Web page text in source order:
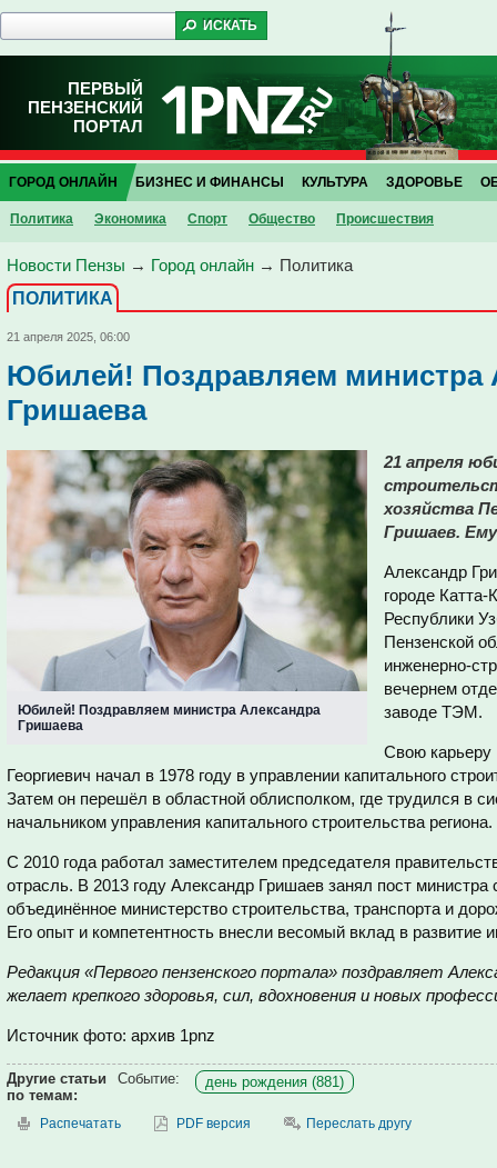
ПЕРВЫЙ
ПЕНЗЕНСКИЙ
ПОРТАЛ
ГОРОД ОНЛАЙН
Политика Экономика Спорт Общество Проиcшествия
БИЗНЕС И ФИНАНСЫ КУЛЬТУРА ЗДОРОВЬЕ
Новости Пензы → Город онлайн → Политика
ПОЛИТИКА
21 апреля 2025, 06:00
Юбилей! Поздравляем министра
Гришаева
Юбилей! Поздравляем министра Александра
Гришаева
21 апреля
хозяйства
Гришаев.
Александр
городе
Республики
Пензенской
инженерно-
вечернем
заводе ТЭМ.
Свою карьеру
Георгиевич начал в 1978 году в управлении капитального
Затем он перешёл в областной облисполком, где трудился в
начальником управления капитального строительства региона.
С 2010 года работал заместителем председателя
отрасль. В 2013 году Александр Гришаев занял пост министра
объединённое министерство строительства, транспорта и
Его опыт и компетентность внесли весомый вклад в развитие
Редакция «Первого пензенского портала» поздравляет
желает крепкого здоровья, сил, вдохновения и новых
Источник фото: архив 1pnz
Другие статьи
по темам:
Событие: день рождения (881)
Распечатать PDF версия Переслать другу